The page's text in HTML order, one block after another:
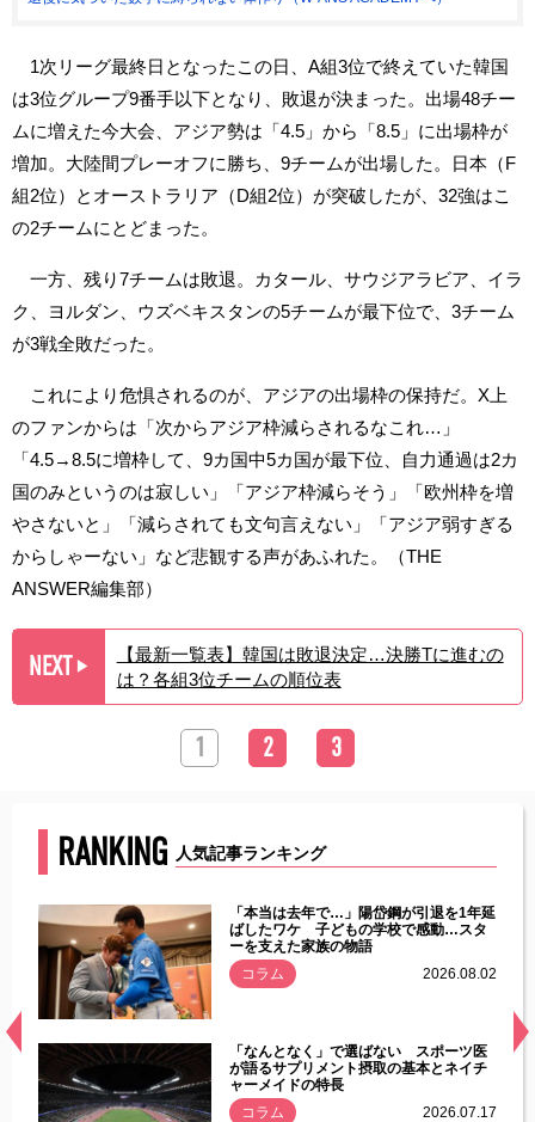
1次リーグ最終日となったこの日、A組3位で終えていた韓国
は3位グループ9番手以下となり、敗退が決まった。出場48チー
ムに増えた今大会、アジア勢は「4.5」から「8.5」に出場枠が
増加。大陸間プレーオフに勝ち、9チームが出場した。日本（F
組2位）とオーストラリア（D組2位）が突破したが、32強はこ
の2チームにとどまった。
一方、残り7チームは敗退。カタール、サウジアラビア、イラ
ク、ヨルダン、ウズベキスタンの5チームが最下位で、3チーム
が3戦全敗だった。
これにより危惧されるのが、アジアの出場枠の保持だ。X上
のファンからは「次からアジア枠減らされるなこれ…」
「4.5→8.5に増枠して、9カ国中5カ国が最下位、自力通過は2カ
国のみというのは寂しい」「アジア枠減らそう」「欧州枠を増
やさないと」「減らされても文句言えない」「アジア弱すぎる
からしゃーない」など悲観する声があふれた。（THE
ANSWER編集部）
NEXT ▶︎
【最新一覧表】韓国は敗退決定…決勝Tに進むの
は？各組3位チームの順位表
1 2 3
RANKING 人気記事ランキング
常
「本当は去年で…」陽岱鋼が引退を1年延
ばしたワケ 子どもの学校で感動…スタ
ーを支えた家族の物語
コラム
2026.08.02
「なんとなく」で選ばない スポーツ医
が語るサプリメント摂取の基本とネイチ
ャーメイドの特長
コラム
2026.07.17